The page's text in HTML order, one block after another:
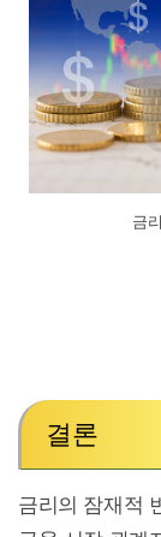
금
결론
금리의 잠재적